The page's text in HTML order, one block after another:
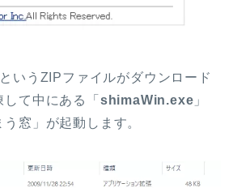
というZIPファイルがダウンロード
て中にある「 shimaWin.exe 」
窓」が起動します。